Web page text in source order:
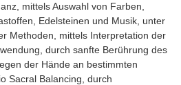
mittels Auswahl von Farben,
Edelsteinen und Musik, unter
Methoden, mittels Interpretation der
durch sanfte Berührung des
der Hände an bestimmten
Sacral Balancing, durch